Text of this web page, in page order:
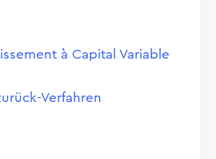
à Capital Variable
Verfahren